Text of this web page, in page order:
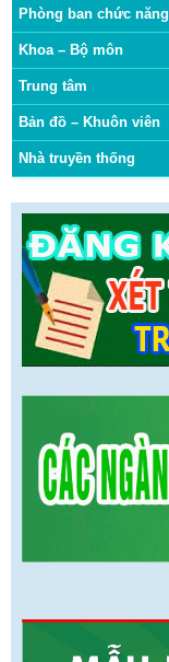
Phòng ban chức năng
Khoa – Bộ môn
Trung tâm
Bản đồ – Khuôn viên
Nhà truyền thống